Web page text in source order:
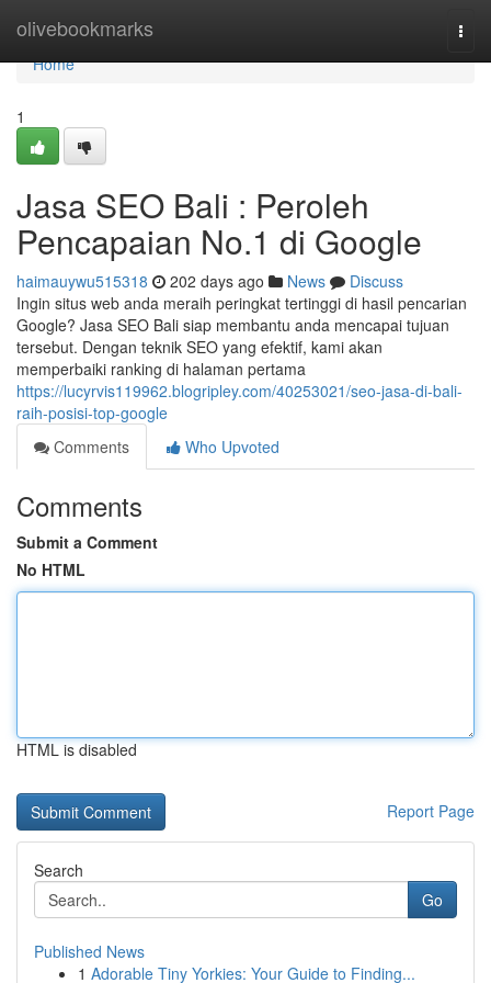
olivebookmarks
Home
Home
1
Jasa SEO Bali : Peroleh
Pencapaian No.1 di Google
haimauywu515318 202 days ago News
Discuss
Ingin situs web anda meraih peringkat tertinggi di hasil pencarian
Google? Jasa SEO Bali siap membantu anda mencapai tujuan
tersebut. Dengan teknik SEO yang efektif, kami akan
memperbaiki ranking di halaman pertama
https://lucyrvis119962.blogripley.com/40253021/seo-jasa-di-bali-
raih-posisi-top-google
Comments
Who Upvoted
Comments
Submit a Comment
No HTML
HTML is disabled
Report Page
Search
Go
Published News
1 Adorable Tiny Yorkies: Your Guide to Finding...